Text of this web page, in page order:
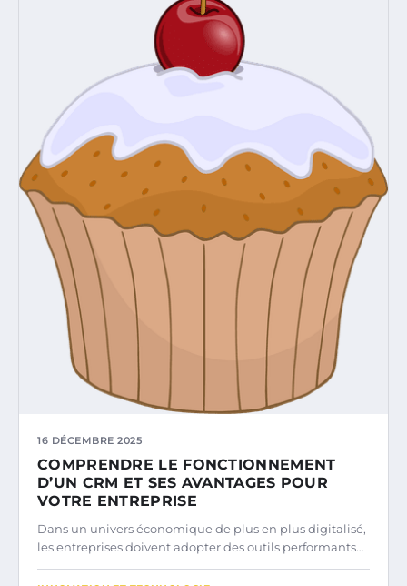
16 DÉCEMBRE 2025
COMPRENDRE LE FONCTIONNEMENT
D’UN CRM ET SES AVANTAGES POUR
VOTRE ENTREPRISE
Dans un univers économique de plus en plus digitalisé,
les entreprises doivent adopter des outils performants…